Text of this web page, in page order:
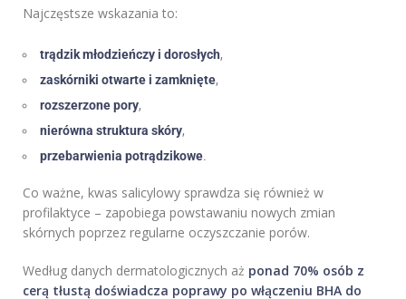
Najczęstsze wskazania to:
trądzik młodzieńczy i dorosłych,
zaskórniki otwarte i zamknięte,
rozszerzone pory,
nierówna struktura skóry,
przebarwienia potrądzikowe.
Co ważne, kwas salicylowy sprawdza się również w
profilaktyce – zapobiega powstawaniu nowych zmian
skórnych poprzez regularne oczyszczanie porów.
Według danych dermatologicznych aż ponad 70% osób z
cerą tłustą doświadcza poprawy po włączeniu BHA do